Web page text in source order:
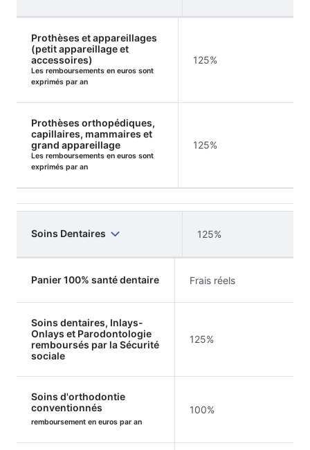
Prothèses et appareillages
(petit appareillage et
accessoires)
Les remboursements en euros sont
exprimés par an
125%
Prothèses orthopédiques,
capillaires, mammaires et
grand appareillage
Les remboursements en euros sont
exprimés par an
125%
Soins Dentaires 125%
Panier 100% santé dentaire Frais réels
Soins dentaires, Inlays-
Onlays et Parodontologie
remboursés par la Sécurité
sociale
125%
Soins d'orthodontie
conventionnés
remboursement en euros par an
100%